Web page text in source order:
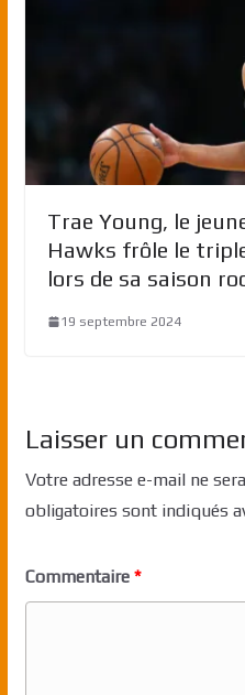
Trae Young, le
Hawks frôle le
lors de sa saison
19 septembre 2024
Laisser un
Votre adresse e-mail ne
obligatoires sont indiqués
Commentaire *